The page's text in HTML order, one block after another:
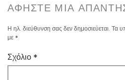
ΑΦΉΣΤΕ ΜΙΑ
Η ηλ. διεύθυνση σας δεν δημοσιεύεται. Τα
με *
Σχόλιο *